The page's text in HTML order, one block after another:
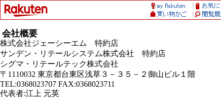
会社概要
株式会社ジェーシーエム 特約店
サンデン・リテールシステム株式会社 特約店
シグマ・リテールテック株式会社
〒1110032 東京都台東区浅草３－３５－２御山ビル１階
TEL:0368023707 FAX:0368023711
代表者:江上 元英